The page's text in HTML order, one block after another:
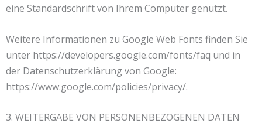
eine Standardschrift von Ihrem Computer genutzt.
Weitere Informationen zu Google Web Fonts finden Sie
unter https://developers.google.com/fonts/faq und in
der Datenschutzerklärung von Google:
https://www.google.com/policies/privacy/.
3. WEITERGABE VON PERSONENBEZOGENEN DATEN